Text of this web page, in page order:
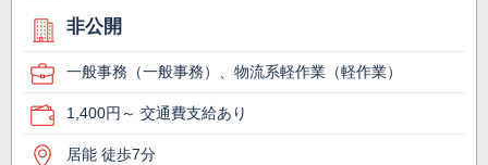
非公開
一般事務（一般事務）、物流系軽作業（軽作業）
1,400円～ 交通費支給あり
居能 徒歩7分